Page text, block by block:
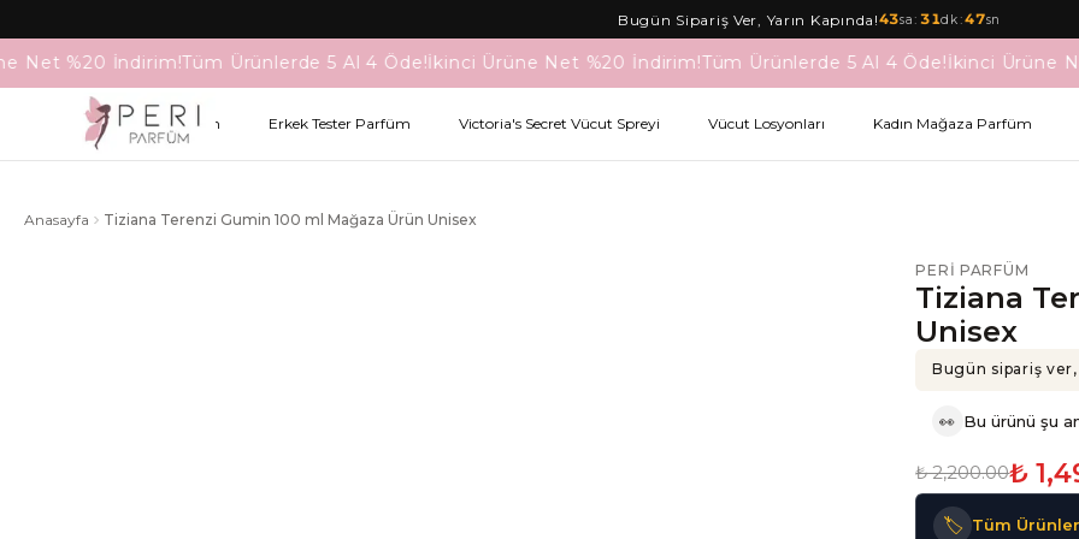
Bugün Sipariş Ver, Yarın Kapında!43sa : 31dk :46sn
Net %20 İndirim!Tüm Ürünlerde 5 Al 4 Öde!İkinci Ürüne Net %20 İndirim!Tüm Ürünlerde 5 Al 4 Öde!İkinci Ürüne
Kadın Tester Parfüm Erkek Tester Parfüm Victoria's Secret Vücut Spreyi Vücut Losyonları Kadın Mağaza Parfüm
Anasayfa Tiziana Terenzi Gumin 100 ml Mağaza Ürün Unisex
PERI PARFÜM
Tiziana
Unisex
Bugün sipariş ver,
👀 Bu ürünü şu
₺ 2,200.00₺
🏷️ Tüm